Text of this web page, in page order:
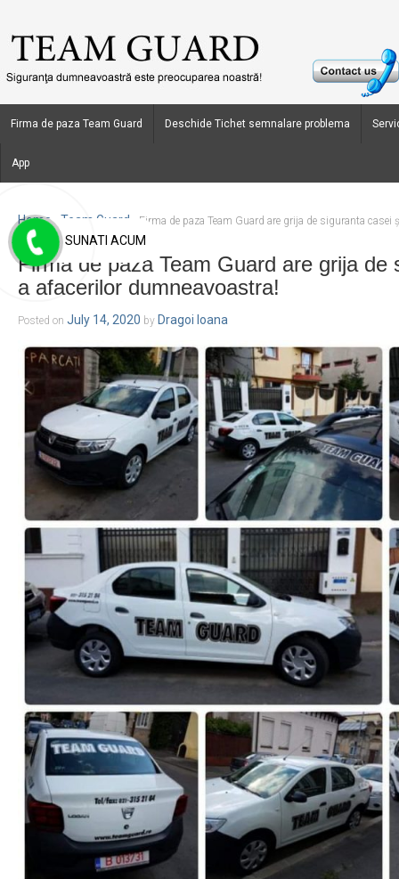
Firma de paza Team Guard Deschide Tichet semnalare problema
App
Home › Team Guard Firma de paza Team Guard are grija de siguranta casei
Firma de paza Team Guard are grija de
a afacerilor dumneavoastra!
Posted on July 14, 2020 by Dragoi Ioana
SUNATI ACUM